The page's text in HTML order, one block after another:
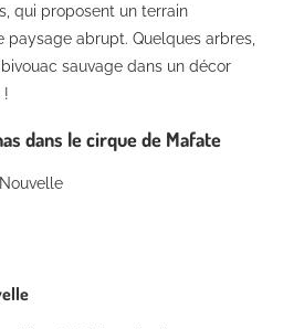
qui proposent un terrain
abrupt. Quelques arbres,
sauvage dans un décor
!
dans le cirque de Mafate